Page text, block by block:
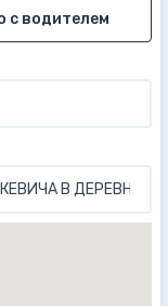
с водителем